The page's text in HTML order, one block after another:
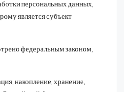
персональных данных,
является субъект
федеральным законом,
накопление, хранение,